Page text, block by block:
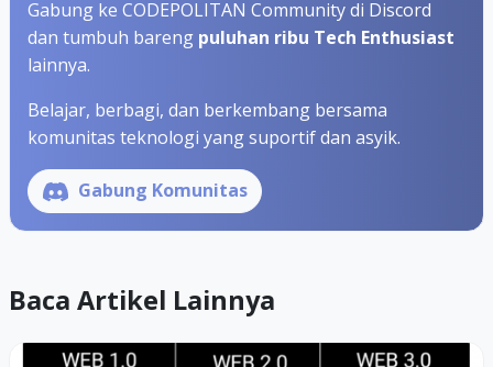
Gabung ke CODEPOLITAN Community di Discord
dan tumbuh bareng puluhan ribu Tech Enthusiast
lainnya.
Belajar, berbagi, dan berkembang bersama
komunitas teknologi yang suportif dan asyik.
Gabung Komunitas
Baca Artikel Lainnya